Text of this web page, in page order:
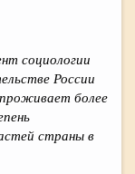
социологии
России
проживает более
страны в